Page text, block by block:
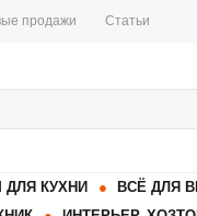
продажи Статьи
КУХНИ ВСЁ ДЛЯ